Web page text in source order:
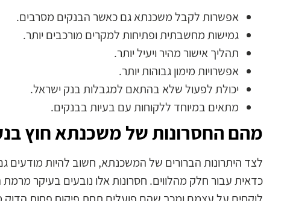
אפשרות לקבל משכנתא גם כאשר הבנקים מסרבים.
גמישות מחשבתית ופתיחות למקרים מורכבים יותר.
תהליך אישור מהיר ויעיל יותר.
אפשרויות מימון גבוהות יותר.
יכולת לפעול שלא בהתאם למגבלות בנק ישראל.
מתאים במיוחד ללקוחות עם בעיות בבנקים.
מהם החסרונות של משכנתא חוץ
לצד היתרונות הברורים של המשכנתא, חשוב להיות מודעים
כדאית עבור חלק מהלווים. חסרונות אלו נובעים בעיקר מרמת